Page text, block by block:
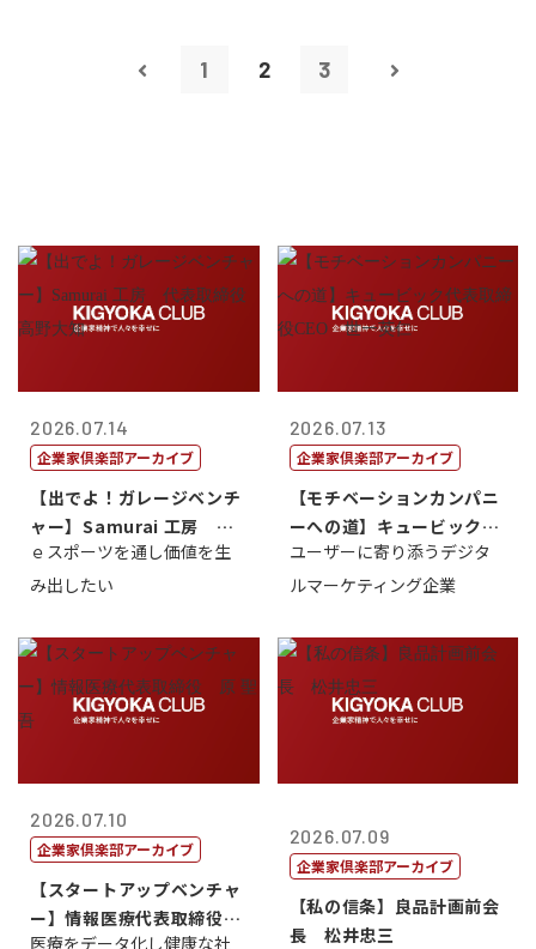
1 2 3
2026.07.14
企業家倶楽部アーカイブ
【出でよ！ガレージベンチ
ャー】Samurai 工房 代
表取締...
ｅスポーツを通し価値を生
み出したい
2026.07.13
企業家倶楽部アーカイブ
【モチベーションカンパニ
ーへの道】キュービック代
表取締役CE...
ユーザーに寄り添うデジタ
ルマーケティング企業
2026.07.10
企業家倶楽部アーカイブ
【スタートアップベンチャ
ー】情報医療代表取締役
医療をデータ化し健康な社
2026.07.09
企業家倶楽部アーカイブ
【私の信条】良品計画前会
長 松井忠三